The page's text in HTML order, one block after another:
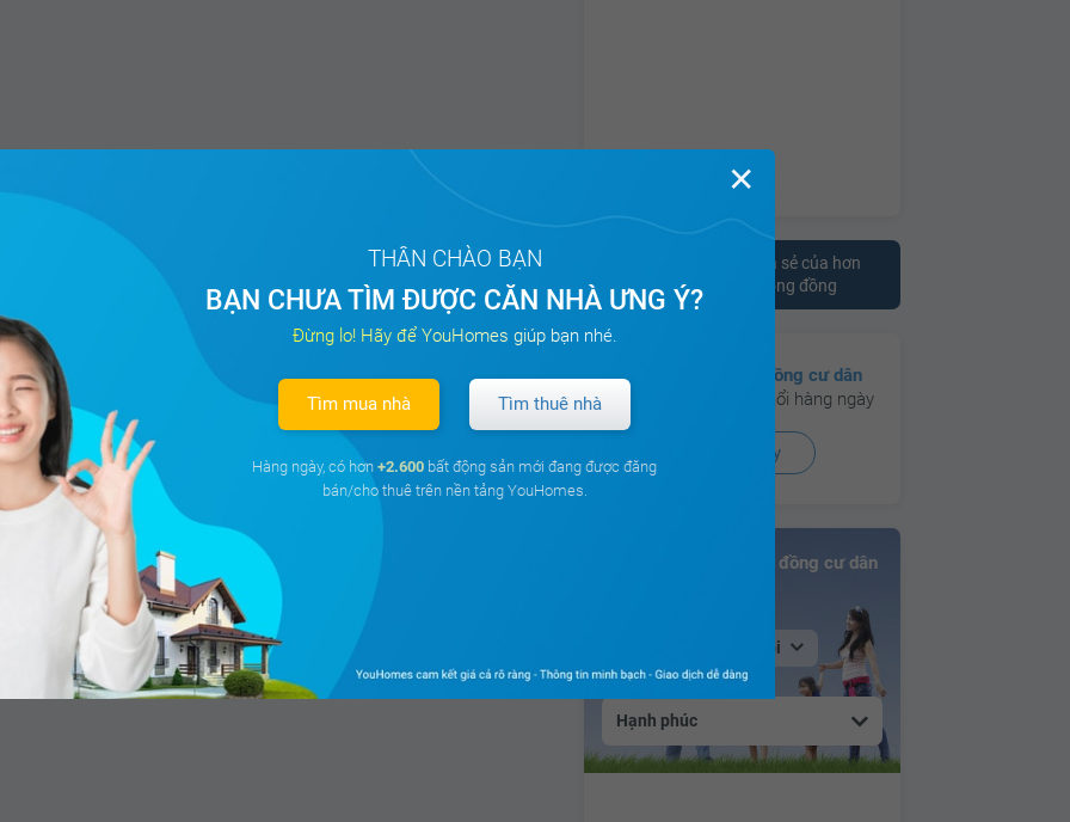
Tham khảo ý kiến chia sẻ của hơn
10.000 cư dân trên cộng đồng
Có hơn
130 cộng đồng cư dân
đang hoạt động sôi nổi hàng ngày
Xem ngay
Bảng xếp hạng Cộng đồng cư dân
Tại Hà Nội
Hạnh phúc
✕
THÂN CHÀO BẠN
BẠN CHƯA TÌM ĐƯỢC CĂN NHÀ ƯNG Ý?
Đừng lo! Hãy để YouHomes giúp bạn nhé.
Tìm mua nhà Tìm thuê nhà
Hàng ngày, có hơn +2.600 bất động sản mới đang được đăng
bán/cho thuê trên nền tảng YouHomes.